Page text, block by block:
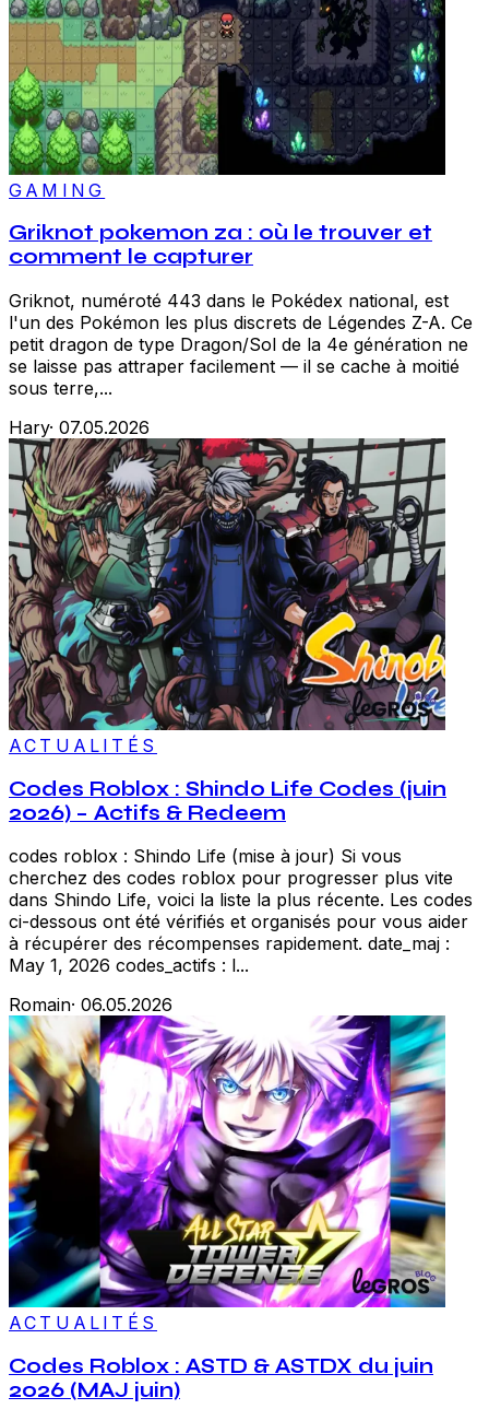
GAMING
Griknot pokemon za : où le trouver et
comment le capturer
Griknot, numéroté 443 dans le Pokédex national, est
l'un des Pokémon les plus discrets de Légendes Z-A. Ce
petit dragon de type Dragon/Sol de la 4e génération ne
se laisse pas attraper facilement — il se cache à moitié
sous terre,...
Hary· 07.05.2026
ACTUALITÉS
Codes Roblox : Shindo Life Codes (juin
2026) – Actifs & Redeem
codes roblox : Shindo Life (mise à jour) Si vous
cherchez des codes roblox pour progresser plus vite
dans Shindo Life, voici la liste la plus récente. Les codes
ci-dessous ont été vérifiés et organisés pour vous aider
à récupérer des récompenses rapidement. date_maj :
May 1, 2026 codes_actifs : l...
Romain· 06.05.2026
ACTUALITÉS
Codes Roblox : ASTD & ASTDX du juin
2026 (MAJ juin)